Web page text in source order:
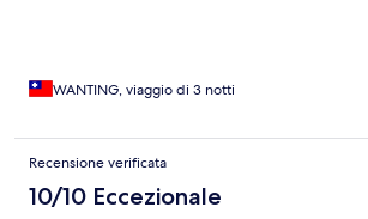
WANTING, viaggio di 3 notti
Recensione verificata
10/10 Eccezionale